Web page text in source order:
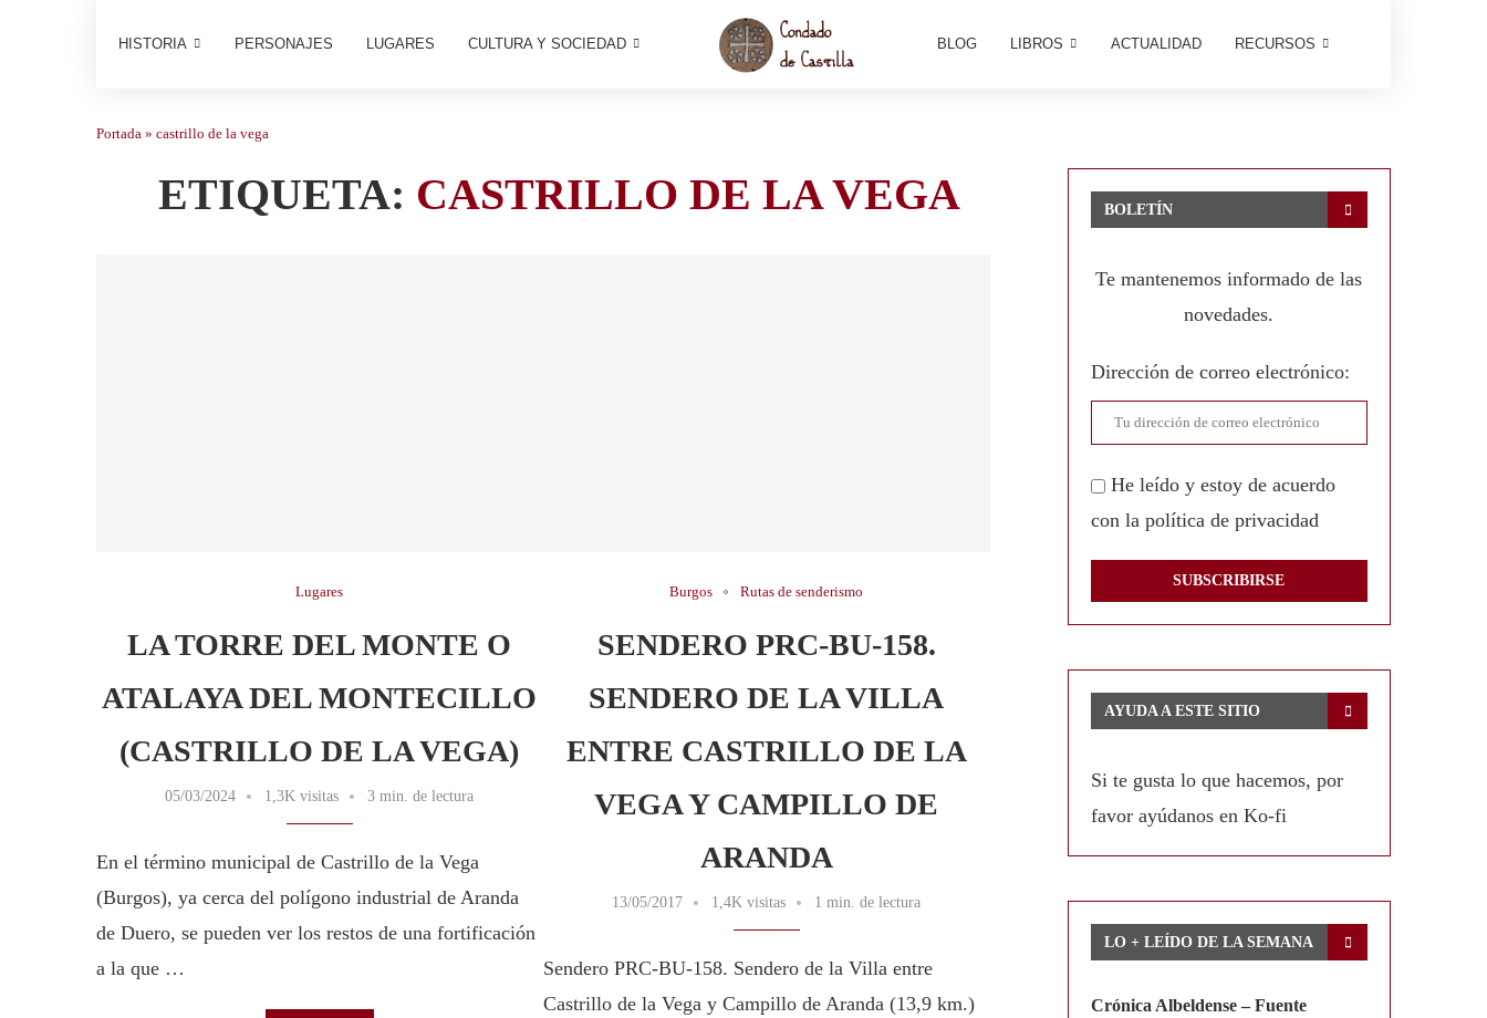
HISTORIA PERSONAJES LUGARES CULTURA Y SOCIEDAD BLOG LIBROS ACTUALIDAD RECURSOS
Portada » castrillo de la vega
ETIQUETA: CASTRILLO DE LA VEGA
Lugares
LA TORRE DEL MONTE O
ATALAYA DEL MONTECILLO
(CASTRILLO DE LA VEGA)
05/03/2024 1,3K visitas 3 min. de lectura
En el término municipal de Castrillo de la Vega
(Burgos), ya cerca del polígono industrial de Aranda
de Duero, se pueden ver los restos de una fortificación
a la que …
Burgos Rutas de senderismo
SENDERO PRC-BU-158.
SENDERO DE LA VILLA
ENTRE CASTRILLO DE LA
VEGA Y CAMPILLO DE
ARANDA
13/05/2017 1,4K visitas 1 min. de lectura
Sendero PRC-BU-158. Sendero de la Villa entre
Castrillo de la Vega y Campillo de Aranda (13,9 km.)
BOLETÍN
Te mantenemos informado de las
novedades.
Dirección de correo electrónico:
He leído y estoy de acuerdo
con la política de privacidad
AYUDA A ESTE SITIO
Si te gusta lo que hacemos, por
favor ayúdanos en Ko-fi
LO + LEÍDO DE LA SEMANA
Crónica Albeldense – Fuente